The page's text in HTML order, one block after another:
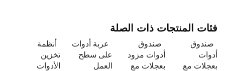
فئات المنتجات ذات الصلة
صندوق
أدوات
بعجلات مع
صندوق
أدوات مزود
بعجلات مع
عربة أدوات
على سطح
العمل
أنظمة
تخزين
الأدوات